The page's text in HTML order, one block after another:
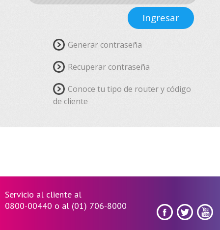
Ingresar
Generar contraseña
Recuperar contraseña
Conoce tu tipo de router y código
de cliente
Servicio al cliente al
0800-00440 o al (01) 706-8000